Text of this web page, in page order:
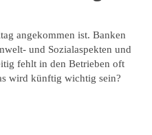
angekommen ist. Banken
und Sozialaspekten und
fehlt in den Betrieben oft
wird künftig wichtig sein?